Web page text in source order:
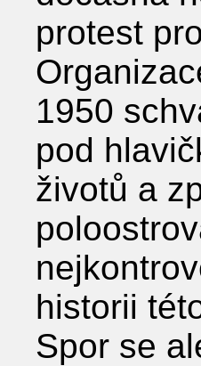
protest
1950
pod
životů a
historii
Spor se